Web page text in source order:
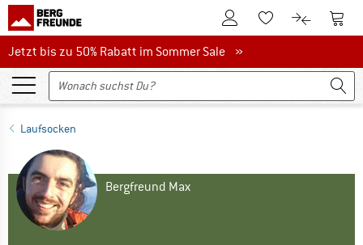
Zum KundenkontoZum Merkzettel.
Zum Zum
Jetzt bis zu 50% Rabatt im Sommer Sale
Jetzt bis zu 50% Rabatt im Sommer Sale »
Laufsocken
Bergfreund Max